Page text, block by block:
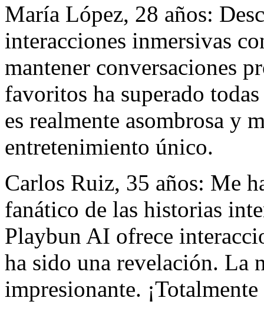
María López, 28 años:
interacciones inmersivas
mantener conversaciones
favoritos ha superado
es realmente asombrosa y
entretenimiento único.
Carlos Ruiz, 35 años: Me
fanático de las historias
Playbun AI ofrece
ha sido una revelación. La
impresionante.